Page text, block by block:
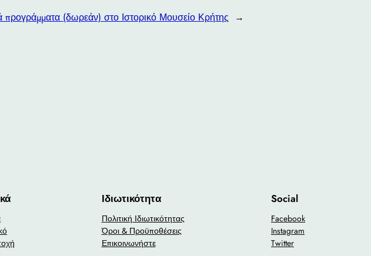
προγράμματα (δωρεάν) στο Ιστορικό Μουσείο Κρήτης →
Ιδιωτικότητα
Πολιτική Ιδιωτικότητας
Όροι & Προϋποθέσεις
Επικοινωνήστε
Social
Facebook
Instagram
Twitter